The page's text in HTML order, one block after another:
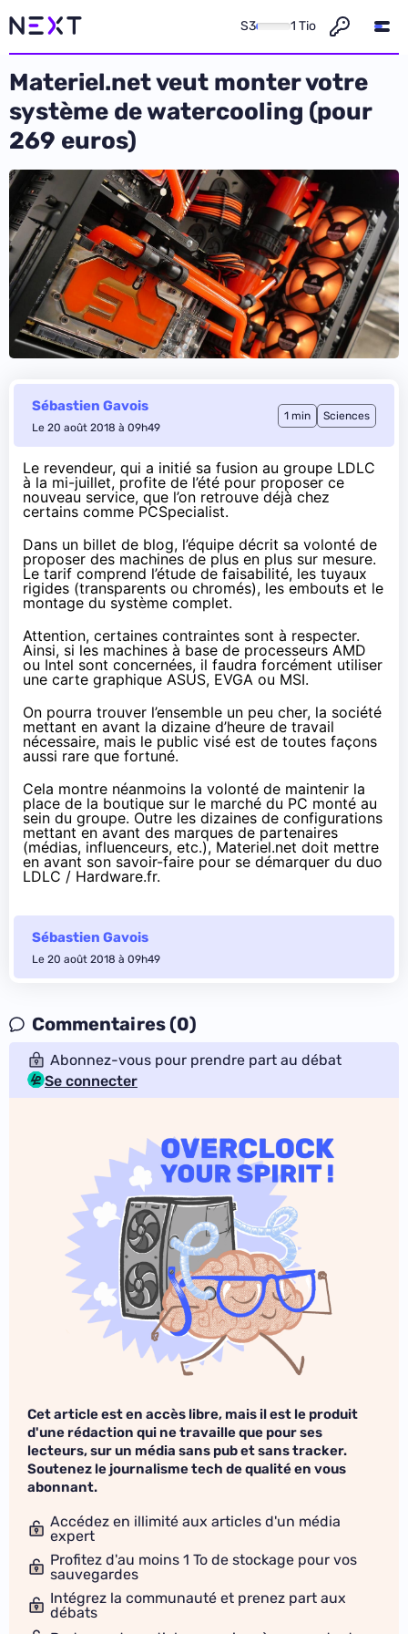
S3 1 Tio
Materiel.net veut monter votre
système de watercooling (pour
269 euros)
Sébastien Gavois
Le 20 août 2018 à 09h49
1 min Sciences
Le revendeur, qui a initié sa fusion au groupe LDLC
à la mi-juillet, profite de l’été pour proposer ce
nouveau service, que l’on retrouve déjà chez
certains comme PCSpecialist.
Dans un billet de blog, l’équipe décrit sa volonté de
proposer des machines de plus en plus sur mesure.
Le tarif comprend l’étude de faisabilité, les tuyaux
rigides (transparents ou chromés), les embouts et le
montage du système complet.
Attention, certaines contraintes sont à respecter.
Ainsi, si les machines à base de processeurs AMD
ou Intel sont concernées, il faudra forcément utiliser
une carte graphique ASUS, EVGA ou MSI.
On pourra trouver l’ensemble un peu cher, la société
mettant en avant la dizaine d’heure de travail
nécessaire, mais le public visé est de toutes façons
aussi rare que fortuné.
Cela montre néanmoins la volonté de maintenir la
place de la boutique sur le marché du PC monté au
sein du groupe. Outre les dizaines de configurations
mettant en avant des marques de partenaires
(médias, influenceurs, etc.), Materiel.net doit mettre
en avant son savoir-faire pour se démarquer du duo
LDLC / Hardware.fr.
Sébastien Gavois
Le 20 août 2018 à 09h49
Commentaires (0)
Abonnez-vous pour prendre part au débat
Se connecter
Cet article est en accès libre, mais il est le produit
d'une rédaction qui ne travaille que pour ses
lecteurs, sur un média sans pub et sans tracker.
Soutenez le journalisme tech de qualité en vous
abonnant.
Accédez en illimité aux articles d'un média
expert
Profitez d'au moins 1 To de stockage pour vos
sauvegardes
Intégrez la communauté et prenez part aux
débats